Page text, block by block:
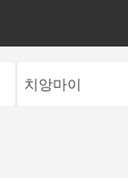
치앙마이